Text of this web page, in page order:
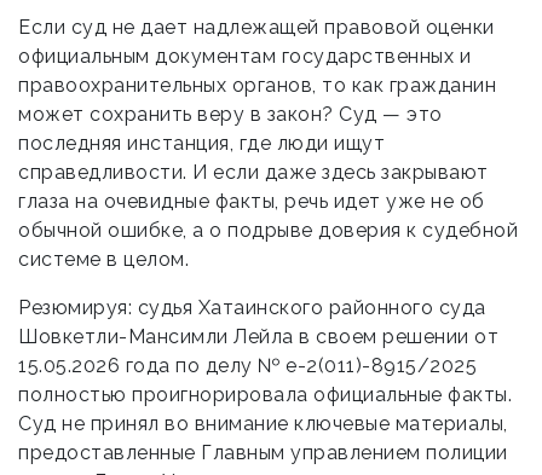
Если суд не дает надлежащей правовой оценки
официальным документам государственных и
правоохранительных органов, то как гражданин
может сохранить веру в закон? Суд — это
последняя инстанция, где люди ищут
справедливости. И если даже здесь закрывают
глаза на очевидные факты, речь идет уже не об
обычной ошибке, а о подрыве доверия к судебной
системе в целом.
Резюмируя: судья Хатаинского районного суда
Шовкетли-Мансимли Лейла в своем решении от
15.05.2026 года по делу № е-2(011)-8915/2025
полностью проигнорировала официальные факты.
Суд не принял во внимание ключевые материалы,
предоставленные Главным управлением полиции